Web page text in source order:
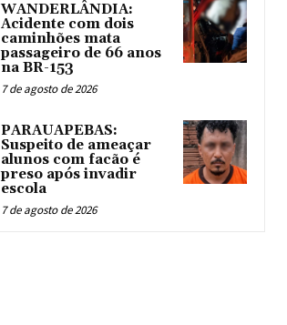
WANDERLÂNDIA:
Acidente com dois
caminhões mata
passageiro de 66 anos
na BR-153
7 de agosto de 2026
PARAUAPEBAS:
Suspeito de ameaçar
alunos com facão é
preso após invadir
escola
7 de agosto de 2026